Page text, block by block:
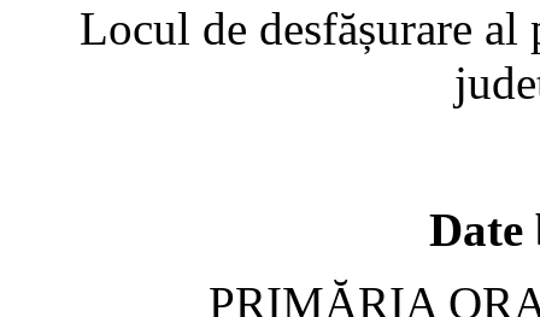
Locul de desfășurare
Date
PRIMĂRIA